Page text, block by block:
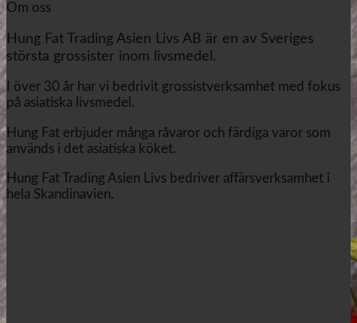
Om oss
Hung Fat Trading Asien Livs AB är en av Sveriges
största grossister inom livsmedel.
I över 30 år har vi bedrivit grossistverksamhet med fokus
på asiatiska livsmedel.
Hung Fat erbjuder många råvaror och färdiga varor som
används i det asiatiska köket.
Hung Fat Trading Asien Livs bedriver affärsverksamhet i
hela Skandinavien.